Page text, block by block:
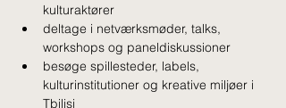
kulturaktører
deltage i netværksmøder, talks,
workshops og paneldiskussioner
besøge spillesteder, labels,
kulturinstitutioner og kreative miljøer i
Tbilisi